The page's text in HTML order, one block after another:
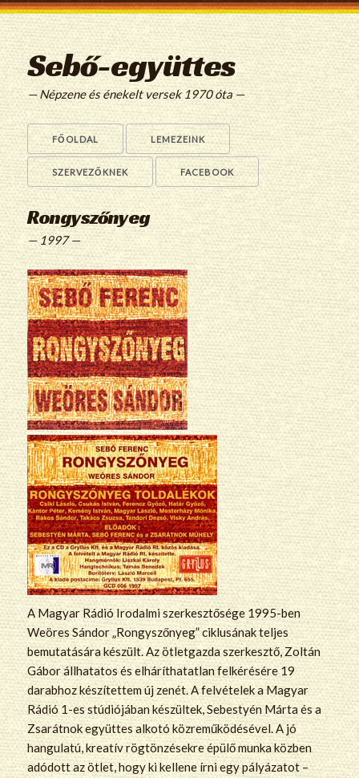
Sebő-együttes
— Népzene és énekelt versek 1970 óta —
FŐOLDAL LEMEZEINK
SZERVEZŐKNEK FACEBOOK
Rongyszőnyeg
— 1997 —
A Magyar Rádió Irodalmi szerkesztősége 1995-ben
Weöres Sándor „Rongyszőnyeg” ciklusának teljes
bemutatására készült. Az ötletgazda szerkesztő, Zoltán
Gábor állhatatos és elháríthatatlan felkérésére 19
darabhoz készítettem új zenét. A felvételek a Magyar
Rádió 1-es stúdiójában készültek, Sebestyén Márta és a
Zsarátnok együttes alkotó közreműködésével. A jó
hangulatú, kreatív rögtönzésekre épülő munka közben
adódott az ötlet, hogy ki kellene írni egy pályázatot –